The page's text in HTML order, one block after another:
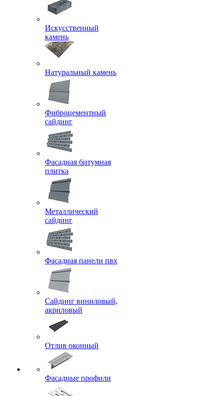
Искусственный
камень
Натуральный камень
Фиброцементный
сайдинг
Фасадная битумная
плитка
Металлический
сайдинг
Фасадная панели пвх
Сайдинг виниловый,
акриловый
Отлив оконный
Фасадные профили